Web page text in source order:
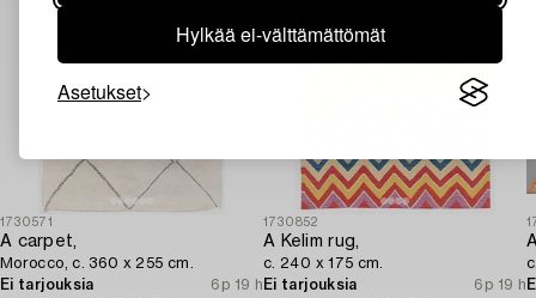
Hylkää ei-välttämättömät
Asetukset
1730571
A carpet,
Morocco, c. 360 x 255 cm.
Ei tarjouksia
6p 19 h
1730852
A Kelim rug,
c. 240 x 175 cm.
Ei tarjouksia
6p 19 h